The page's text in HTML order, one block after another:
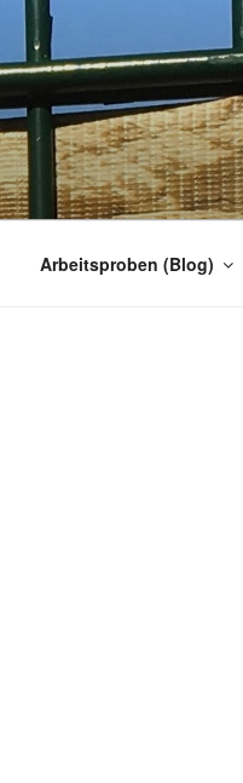
Arbeitsproben (Blog)